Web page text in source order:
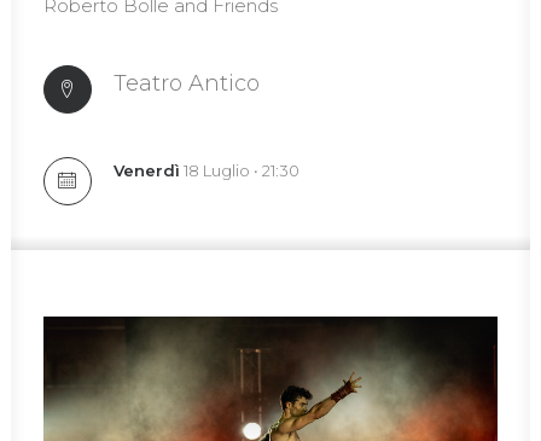
Roberto Bolle and Friends
Teatro Antico
Venerdì 18 Luglio • 21:30